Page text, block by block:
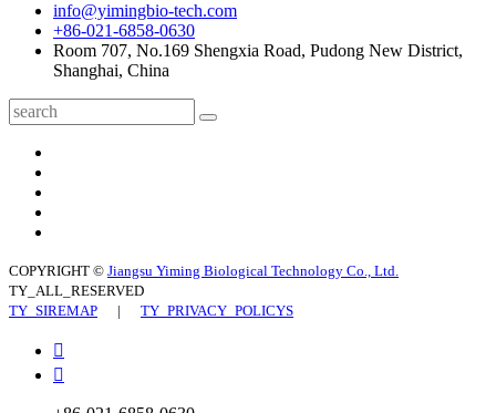
info@yimingbio-tech.com
+86-021-6858-0630
Room 707, No.169 Shengxia Road, Pudong New District,
Shanghai, China
COPYRIGHT © Jiangsu Yiming Biological Technology Co., Ltd.
TY_ALL_RESERVED
TY_SIREMAP | TY_PRIVACY_POLICYS

